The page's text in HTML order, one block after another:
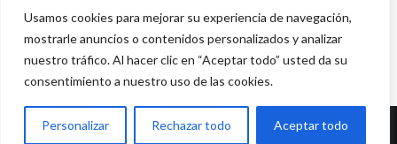
Usamos cookies para mejorar su experiencia de navegación,
mostrarle anuncios o contenidos personalizados y analizar
nuestro tráfico. Al hacer clic en “Aceptar todo” usted da su
consentimiento a nuestro uso de las cookies.
Personalizar Rechazar todo Aceptar todo
Desarrollado por